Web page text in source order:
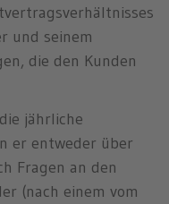
und seinem
die den Kunden
jährliche
er entweder über
Fragen an den
(nach einem vom